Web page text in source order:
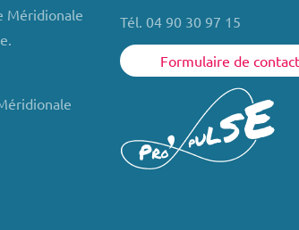
Méridionale
Tél. 04 90 30 97 15
Formulaire de contact